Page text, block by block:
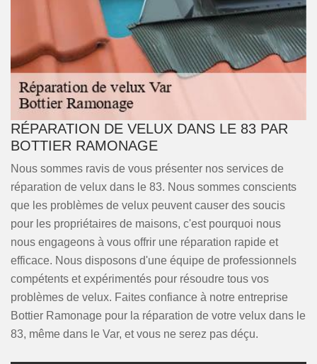
RÉPARATION DE VELUX DANS LE 83 PAR
BOTTIER RAMONAGE
Nous sommes ravis de vous présenter nos services de
réparation de velux dans le 83. Nous sommes conscients
que les problèmes de velux peuvent causer des soucis
pour les propriétaires de maisons, c'est pourquoi nous
nous engageons à vous offrir une réparation rapide et
efficace. Nous disposons d'une équipe de professionnels
compétents et expérimentés pour résoudre tous vos
problèmes de velux. Faites confiance à notre entreprise
Bottier Ramonage pour la réparation de votre velux dans le
83, même dans le Var, et vous ne serez pas déçu.